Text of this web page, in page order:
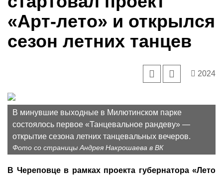
«Арт-лето» и открылся
сезон летних танцев
2024
В минувшие выходные в Милютинском парке
состоялось первое «Танцевальное рандеву» —
открытие сезона летних танцевальных вечеров.
Фото со страницы Андрея Накрошаева в ВК
В Череповце в рамках проекта губернатора «Лето